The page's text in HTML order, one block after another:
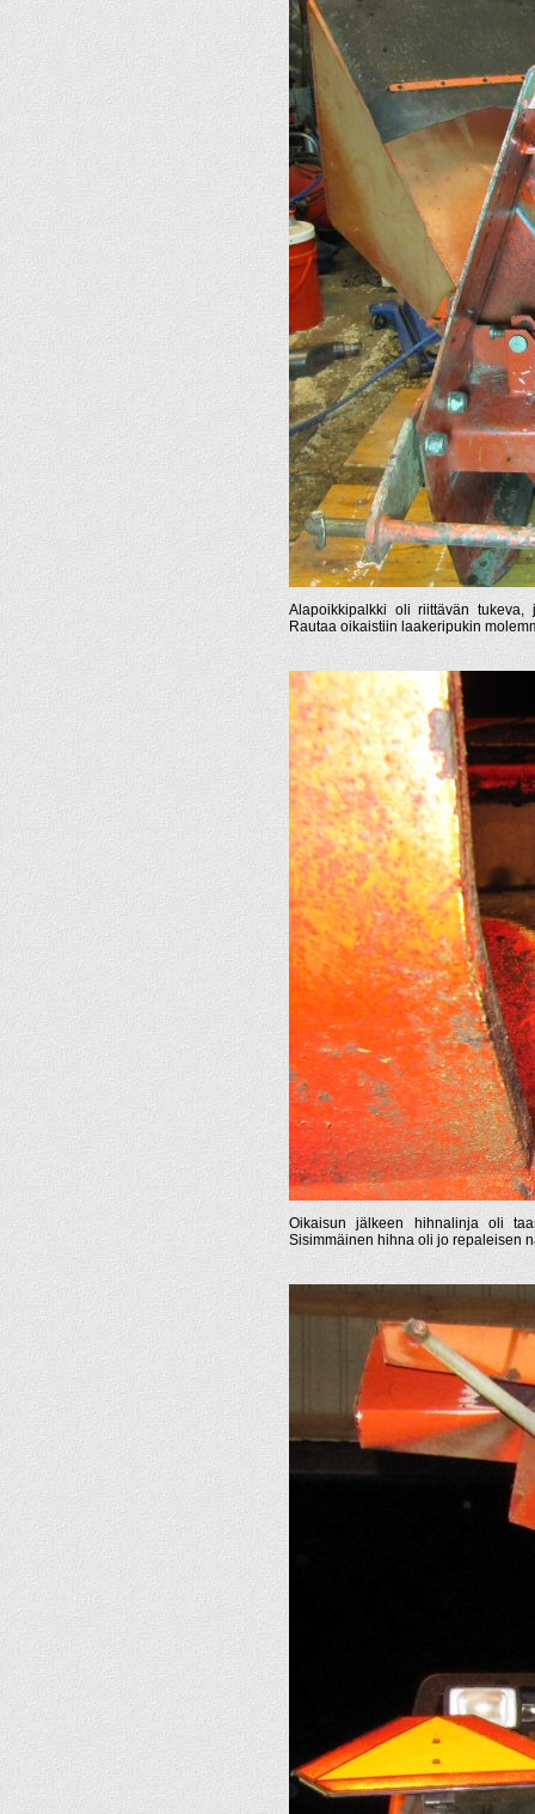
Alapoikkipalkki oli riittävän
Rautaa oikaistiin laakeripukin
Oikaisun jälkeen hihnalinja oli
Sisimmäinen hihna oli jo repaleisen